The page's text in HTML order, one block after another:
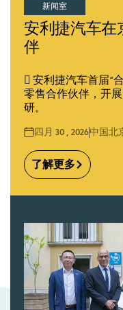
新闻室
安利捷汽车在
伴
 安利捷汽车首届“
零售合作伙伴，开
研。
四月 30 , 2026中国北
了解更多